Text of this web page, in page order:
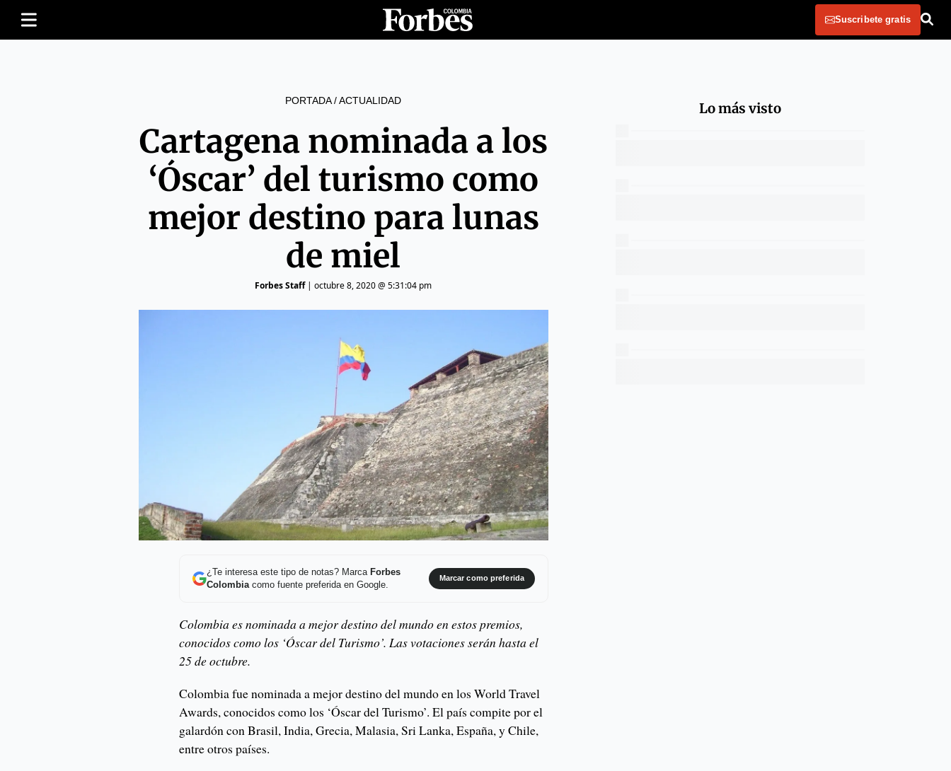
Suscribete gratis
PORTADA/ACTUALIDAD
Cartagena nominada a los
‘Óscar’ del turismo como
mejor destino para lunas
de miel
Forbes Staff| octubre 8, 2020 @ 5:31:04 pm
¿Te interesa este tipo de notas? Marca Forbes
Colombiacomo fuente preferida en Google.
Marcar como preferida
Colombia es nominada a mejor destino del mundo en estos premios,
conocidos como los ‘Óscar del Turismo’. Las votaciones serán hasta el
25 de octubre.
Colombia fue nominada a mejor destino del mundo en los World Travel
Awards, conocidos como los ‘Óscar del Turismo’. El país compite por el
galardón con Brasil, India, Grecia, Malasia, Sri Lanka, España, y Chile,
entre otros países.
Lo más visto